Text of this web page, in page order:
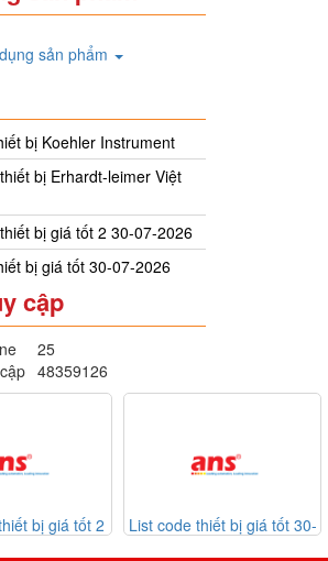
sản phẩm
bị Koehler Instrument
bị Erhardt-leimer Việt
bị giá tốt 2 30-07-2026
bị giá tốt 30-07-2026
cập
25
48359126
List code thiết bị giá tốt 30-
Listcode